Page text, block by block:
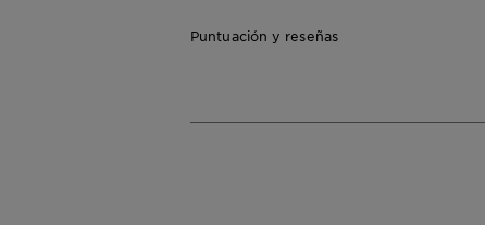
Puntuación y reseñas